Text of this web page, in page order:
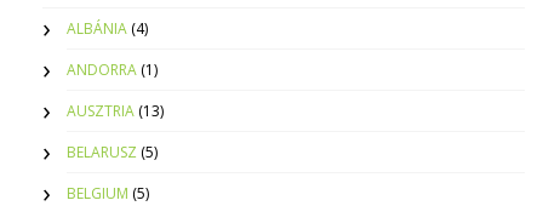
ALBÁNIA (4)
ANDORRA (1)
AUSZTRIA (13)
BELARUSZ (5)
BELGIUM (5)